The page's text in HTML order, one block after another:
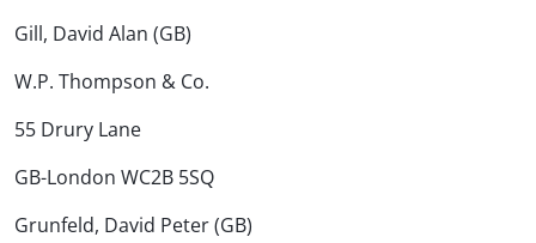
Gill, David Alan (GB)
W.P. Thompson & Co.
55 Drury Lane
GB-London WC2B 5SQ
Grunfeld, David Peter (GB)